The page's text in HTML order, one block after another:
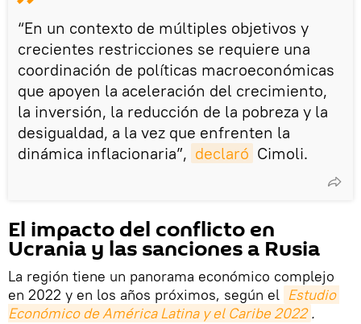
“En un contexto de múltiples objetivos y
crecientes restricciones se requiere una
coordinación de políticas macroeconómicas
que apoyen la aceleración del crecimiento,
la inversión, la reducción de la pobreza y la
desigualdad, a la vez que enfrenten la
dinámica inflacionaria”, declaró Cimoli.
El impacto del conflicto en
Ucrania y las sanciones a Rusia
La región tiene un panorama económico complejo
en 2022 y en los años próximos, según el Estudio
Económico de América Latina y el Caribe 2022 .